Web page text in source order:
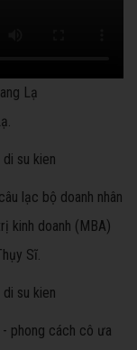
Lạ
lạc bộ doanh nhân
kinh doanh (MBA)
Sĩ.
phong cách cô ưa